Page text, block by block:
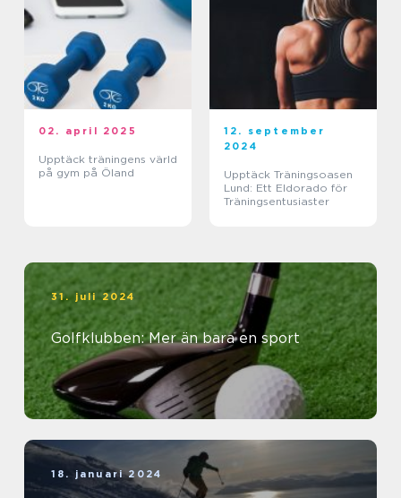
02. april 2025
Upptäck träningens värld
på gym på Öland
12. september
2024
Upptäck Träningsoasen
Lund: Ett Eldorado för
Träningsentusiaster
31. juli 2024
Golfklubben: Mer än bara en sport
18. januari 2024